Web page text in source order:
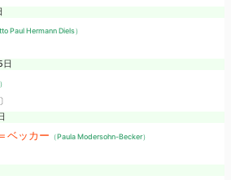
Paul Hermann Diels）
日
ベッカー （Paula Modersohn-Becker）